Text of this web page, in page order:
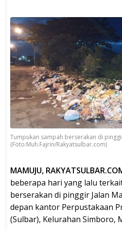
Tumpukan sampah berserakan di
(Foto:Muh.Fajrin/Rakyatsulbar.com)
MAMUJU,
beberapa hari yang lalu
berserakan di pinggir Jalan
depan kantor Perpustakaan
(Sulbar), Kelurahan Simboro,